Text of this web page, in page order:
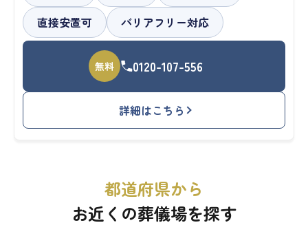
直接安置可
バリアフリー対応
無料 0120-107-556
詳細はこちら
都道府県から
お近くの葬儀場を探す